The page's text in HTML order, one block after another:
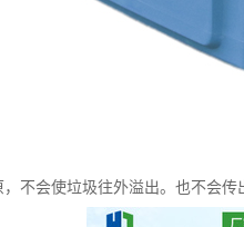
不会使垃圾往外溢出。也不会